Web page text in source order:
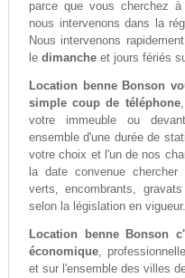
parce que vous cherchez
nous intervenons dans la
Nous intervenons
le dimancheet jours fériés
Location benne Bonson
simple coup de téléphone
votre immeuble ou
ensemble d'une durée de
votre choix et l'un de nos
la date convenue
verts, encombrants,
selon la législation en vigueur.
Location benne Bonson
économique,
et sur l'ensemble des villes